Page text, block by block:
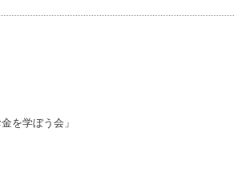
を学ぼう会」